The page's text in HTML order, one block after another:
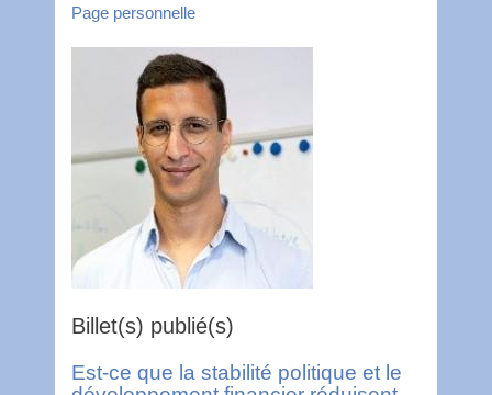
Page personnelle
Billet(s) publié(s)
Est-ce que la stabilité politique et le